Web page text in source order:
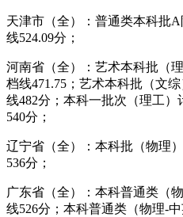
天津市（全）：普通类本科批
线524.09分；
河南省（全）：艺术本科批（
档线471.75；艺术本科批（文
线482分；本科一批次（理工
540分；
辽宁省（全）：本科批（物理
536分；
广东省（全）：本科普通类（
线526分；本科普通类（物理-